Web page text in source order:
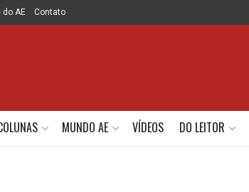
do AE Contato
MUNDO AE VÍDEOS DO LEITOR